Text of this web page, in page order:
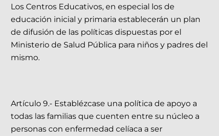
Los Centros Educativos, en especial los de
educación inicial y primaria establecerán un plan
de difusión de las políticas dispuestas por el
Ministerio de Salud Pública para niños y padres del
mismo.
Artículo 9.- Establézcase una política de apoyo a
todas las familias que cuenten entre su núcleo a
personas con enfermedad celíaca a ser